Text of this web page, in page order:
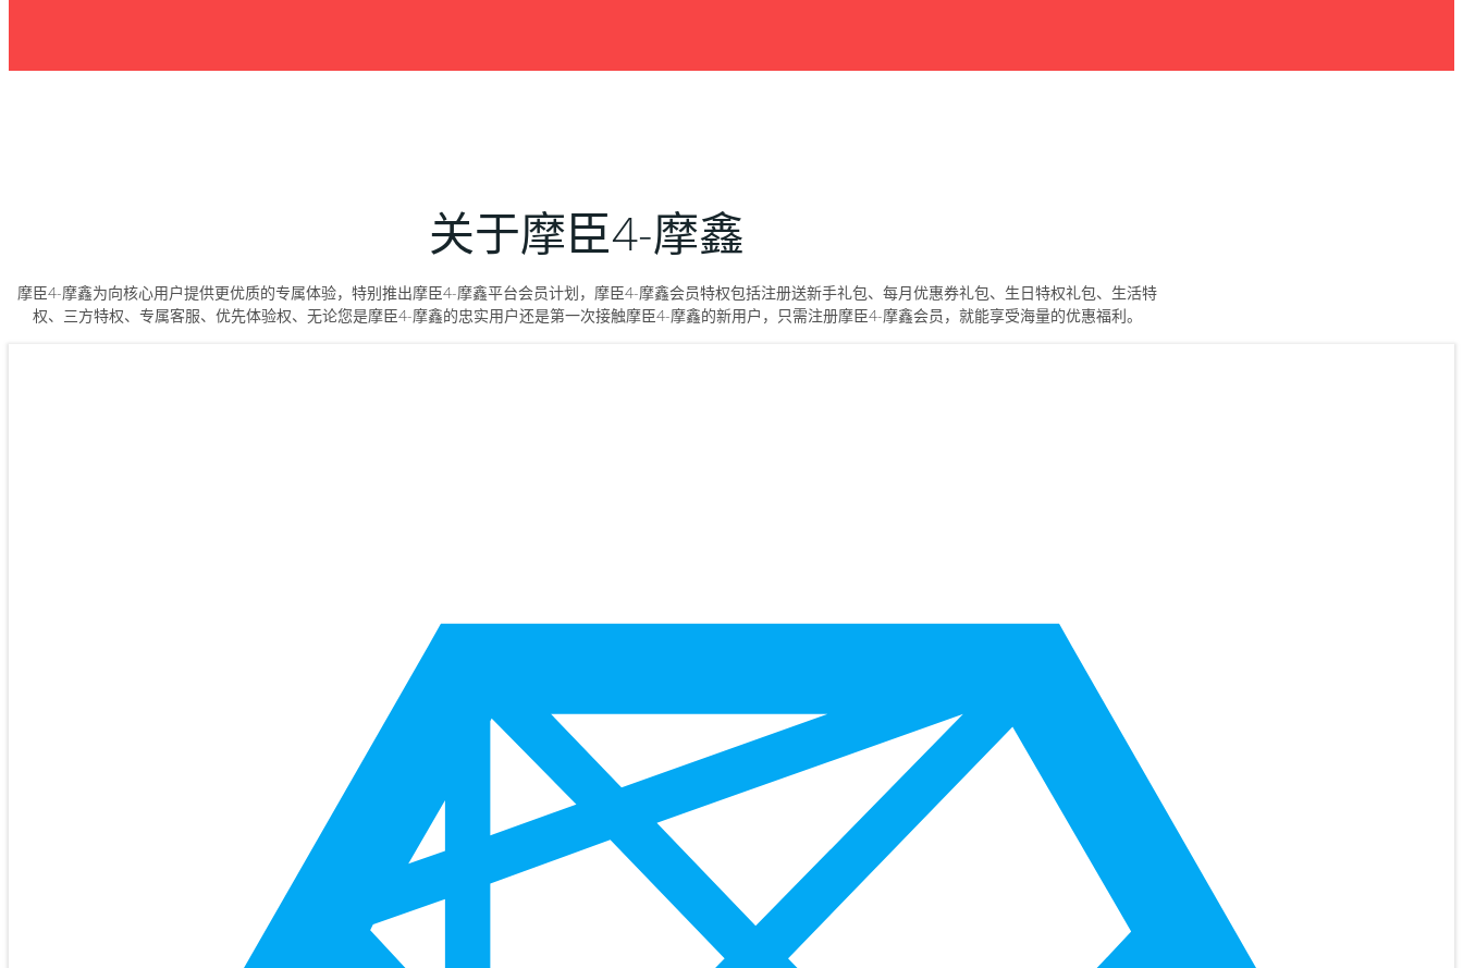
关于摩臣4-摩鑫
摩臣4-摩鑫为向核心用户提供更优质的专属体验，特别推出摩臣4-摩鑫平台会员计划，摩臣4-摩鑫会员特权包括注册送新手礼包、每月优惠券礼包、生日特权礼包、生活特
权、三方特权、专属客服、优先体验权、无论您是摩臣4-摩鑫的忠实用户还是第一次接触摩臣4-摩鑫的新用户，只需注册摩臣4-摩鑫会员，就能享受海量的优惠福利。